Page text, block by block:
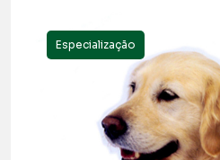
Especialização